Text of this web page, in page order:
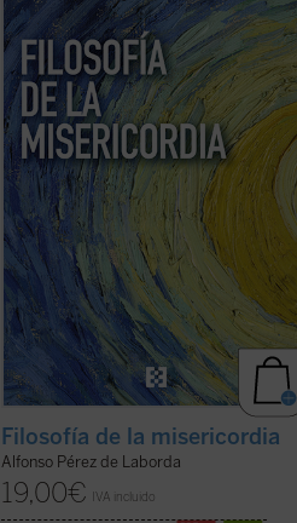
Realidad unitiva de su Ser, se nos hace
ver en esos vislumbres cómo se adivina y
se nutre la Realidad extremosa de quien
es el único Dios.... (ver ficha)
Filosofía de la misericordia
Alfonso Pérez de Laborda
19,00€ IVA incluido